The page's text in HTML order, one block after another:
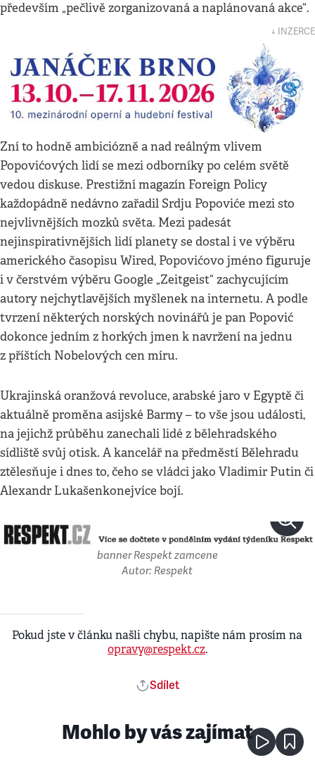
především „pečlivě zorganizovaná a naplánovaná akce“.
↓ INZERCE
Zní to hodně ambiciózně a nad reálným vlivem
Popovićových lidí se mezi odborníky po celém světě
vedou diskuse. Prestižní magazín Foreign Policy
každopádně nedávno zařadil Srdju Popoviće mezi sto
nejvlivnějších mozků světa. Mezi padesát
nejinspirativnějších lidí planety se dostal i ve výběru
amerického časopisu Wired, Popovićovo jméno figuruje
i v čerstvém výběru Google „Zeitgeist“ zachycujícím
autory nejchytlavějších myšlenek na internetu. A podle
tvrzení některých norských novinářů je pan Popović
dokonce jedním z horkých jmen k navržení na jednu
z příštích Nobelových cen míru.
Ukrajinská oranžová revoluce, arabské jaro v Egyptě či
aktuálně proměna asijské Barmy – to vše jsou události,
na jejichž průběhu zanechali lidé z bělehradského
sídliště svůj otisk. A kancelář na předměstí Bělehradu
ztělesňuje i dnes to, čeho se vládci jako Vladimir Putin či
Alexandr Lukašenkonejvíce bojí.
banner Respekt zamcene
Autor: Respekt
Pokud jste v článku našli chybu, napište nám prosím na
opravy@respekt.cz.
Sdílet
Mohlo by vás zajímat